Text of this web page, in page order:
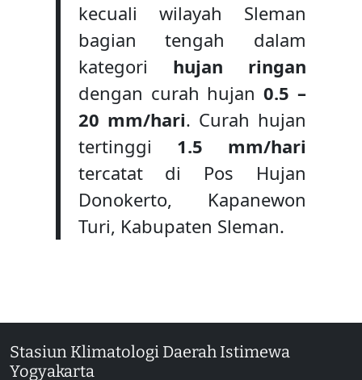
kecuali wilayah Sleman
bagian tengah dalam
kategori hujan ringan
dengan curah hujan 0.5 –
20 mm/hari. Curah hujan
tertinggi 1.5 mm/hari
tercatat di Pos Hujan
Donokerto, Kapanewon
Turi, Kabupaten Sleman.
Stasiun Klimatologi Daerah Istimewa
Yogyakarta